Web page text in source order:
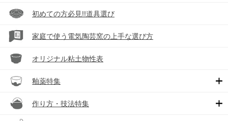
初めての方必見!!道具選び
家庭で使う電気陶芸窯の上手な選び方
オリジナル粘土物性表
釉薬特集
作り方・技法特集